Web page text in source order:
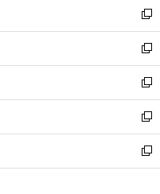
く
で
開
く
ド
ウ
で
開
く
ィ
ン
ド
ウ
で
開
く
い
ウ
ィ
ン
ド
ウ
で
開
く
新
し
い
ウ
ィ
ン
ド
ウ
で
開
新
し
い
ウ
ィ
ン
ド
ウ
新
し
い
ウ
ィ
ン
新
し
い
ウ
新
し